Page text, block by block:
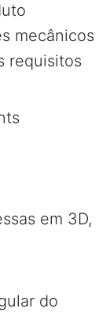
mecânicos
requisitos
em 3D,
do